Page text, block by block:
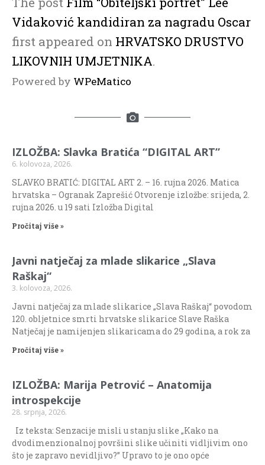
Vidaković kandidiran za nagradu Oscar
first appeared on HRVATSKO DRUSTVO
LIKOVNIH UMJETNIKA.
Powered by WPeMatico
IZLOŽBA: Slavka Bratića “DIGITAL ART”
6. kolovoza, 2026.
SLAVKO BRATIĆ: DIGITAL ART 2. – 16. rujna 2026. Matica
hrvatska – Ogranak Zaprešić Otvorenje izložbe: srijeda, 2.
rujna 2026. u 19 sati Izložba Digital
Pročitaj više »
Javni natječaj za mlade slikarice „Slava
Raškaj“
3. kolovoza, 2026.
Javni natječaj za mlade slikarice „Slava Raškaj“ povodom
120. obljetnice smrti hrvatske slikarice Slave Raška
Natječaj je namijenjen slikaricama do 29 godina, a rok za
Pročitaj više »
IZLOŽBA: Marija Petrović – Anatomija
introspekcije
28. srpnja, 2026.
Iz teksta: Senzacije misli u stanju slike „Kako na
dvodimenzionalnoj površini slike učiniti vidljivim ono
što je zapravo nevidljivo?” Upravo to je ono opće